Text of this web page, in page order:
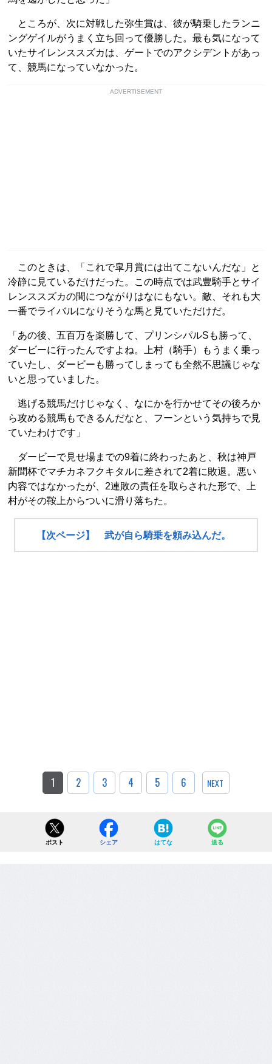
ところが、次に対戦した弥生賞は、彼が騎乗したランニ
ングゲイルがうまく立ち回って優勝した。最も気になって
いたサイレンススズカは、ゲートでのアクシデントがあっ
て、競馬になっていなかった。
ADVERTISEMENT
このときは、「これで皐月賞には出てこないんだな」と
冷静に見ているだけだった。この時点では武豊騎手とサイ
レンススズカの間につながりはなにもない。敵、それも大
一番でライバルになりそうな馬と見ていただけだ。
「あの後、五百万を楽勝して、プリンシパルSも勝って、
ダービーに行ったんですよね。上村（騎手）もうまく乗っ
ていたし、ダービーも勝ってしまっても全然不思議じゃな
いと思っていました。
逃げる競馬だけじゃなく、なにかを行かせてその後ろか
ら攻める競馬もできるんだなと、フーンという気持ちで見
ていたわけです」
ダービーで見せ場までの9着に終わったあと、秋は神戸
新聞杯でマチカネフクキタルに差されて2着に敗退。悪い
内容ではなかったが、2連敗の責任を取らされた形で、上
村がその鞍上からついに滑り落ちた。
【次ページ】 武が自ら騎乗を頼み込んだ。
1 2 3 4 5 6 NEXT
ポスト シェア はてな 送る